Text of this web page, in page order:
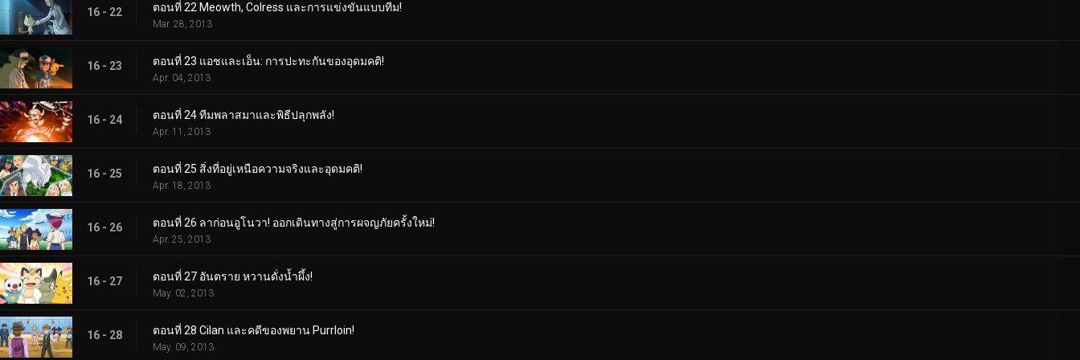
16 - 22 ตอนที่ 22 Meowth, Colress และการแข่งขันแบบทีม!
Mar. 28, 2013
16 - 23 ตอนที่ 23 แอชและเอ็น: การปะทะกันของอุดมคติ!
Apr. 04, 2013
16 - 24 ตอนที่ 24 ทีมพลาสมาและพิธีปลุกพลัง!
Apr. 11, 2013
16 - 25 ตอนที่ 25 สิ่งที่อยู่เหนือความจริงและอุดมคติ!
Apr. 18, 2013
16 - 26 ตอนที่ 26 ลาก่อนอูโนวา! ออกเดินทางสู่การผจญภัยครั้งใหม่!
Apr. 25, 2013
16 - 27 ตอนที่ 27 อันตราย หวานดั่งน้ำผึ้ง!
May. 02, 2013
16 - 28 ตอนที่ 28 Cilan และคดีของพยาน Purrloin!
May. 09, 2013